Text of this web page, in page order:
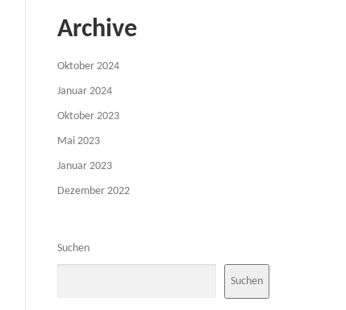
Archive
Oktober 2024
Januar 2024
Oktober 2023
Mai 2023
Januar 2023
Dezember 2022
Suchen
Suchen